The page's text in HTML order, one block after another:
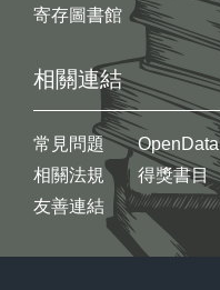
寄存圖書館
相關連結
常見問題
相關法規
友善連結
OpenData
得獎書目